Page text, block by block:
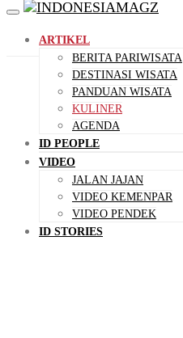
ARTIKEL
BERITA PARIWISATA
DESTINASI WISATA
PANDUAN WISATA
KULINER
AGENDA
ID PEOPLE
VIDEO
JALAN JAJAN
VIDEO KEMENPAR
VIDEO PENDEK
ID STORIES